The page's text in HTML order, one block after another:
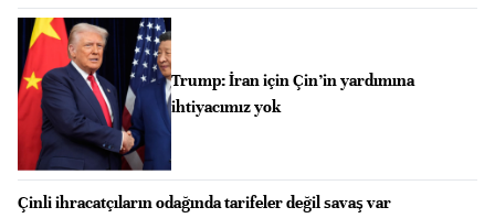
Trump: İran için Çin’in yardımına
ihtiyacımız yok
Çinli ihracatçıların odağında tarifeler değil savaş var